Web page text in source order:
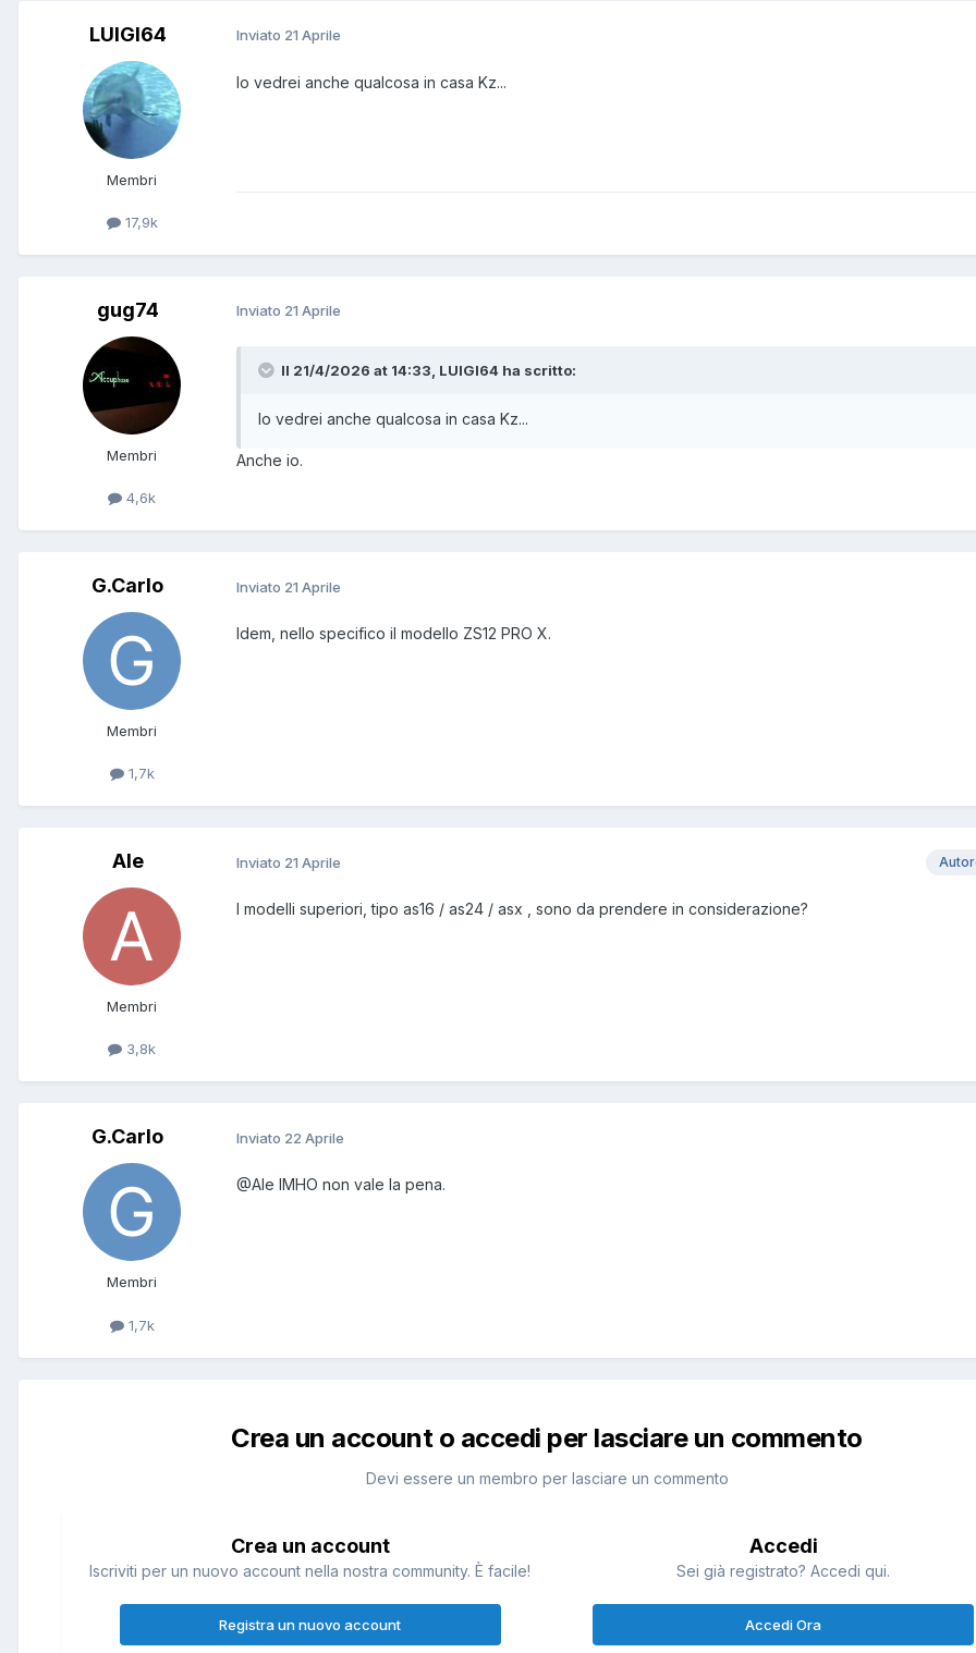
LUIGI64
Membri
17,9k
Inviato 21 Aprile
Io vedrei anche qualcosa in casa Kz...
gug74
Membri
4,6k
Inviato 21 Aprile
Il 21/4/2026 at 14:33, LUIGI64 ha scritto:
Io vedrei anche qualcosa in casa Kz...
Anche io.
G.Carlo
Membri
1,7k
Inviato 21 Aprile
Idem, nello specifico il modello ZS12 PRO X.
Ale
Membri
3,8k
Inviato 21 Aprile
I modelli superiori, tipo as16 / as24 / asx , sono da prendere in considerazione?
G.Carlo
Membri
1,7k
Inviato 22 Aprile
@Ale IMHO non vale la pena.
Crea un account o accedi per lasciare un commento
Devi essere un membro per lasciare un commento
Crea un account
Iscriviti per un nuovo account nella nostra community. È facile!
Registra un nuovo account
Accedi
Sei già registrato? Accedi qui.
Accedi Ora